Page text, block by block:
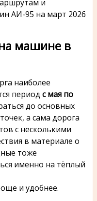
и
АИ-95 на март 2026
машине в
наиболее
период с мая по
до основных
а сама дорога
с несколькими
в материале о
тоже
именно на тёплый
и удобнее.